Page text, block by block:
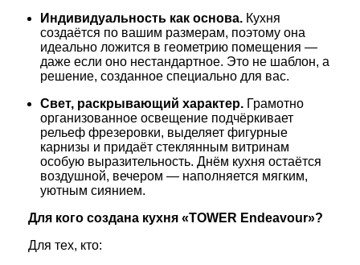
Индивидуальность как основа. Кухня
создаётся по вашим размерам, поэтому она
идеально ложится в геометрию помещения —
даже если оно нестандартное. Это не шаблон, а
решение, созданное специально для вас.
Свет, раскрывающий характер. Грамотно
организованное освещение подчёркивает
рельеф фрезеровки, выделяет фигурные
карнизы и придаёт стеклянным витринам
особую выразительность. Днём кухня остаётся
воздушной, вечером — наполняется мягким,
уютным сиянием.
Для кого создана кухня «TOWER Endeavour»?
Для тех, кто: